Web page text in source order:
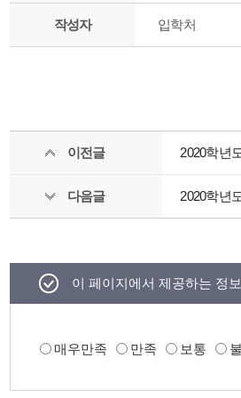
작성자 입학처
이전글 2020학년
다음글 2020학년
이 페이지에서 제공하는 정
매우만족 만족 보통